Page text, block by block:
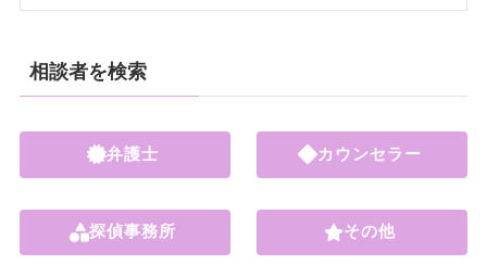
相談者を検索
弁護士
探偵事務所
カウンセラー
その他